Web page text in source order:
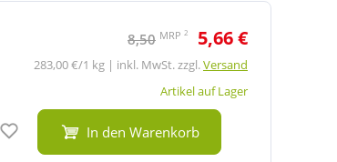
8,50 MRP 2 5,66 €
283,00 €/1 kg | inkl. MwSt. zzgl.Versand
Artikel auf Lager
Auf den Merkzettel
In den Warenkorb